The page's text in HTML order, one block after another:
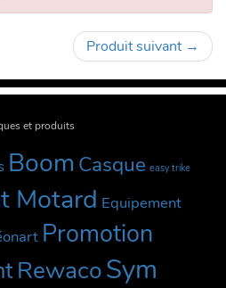
Produit suivant →
et produits
Boom Casque easy trike
Motard Equipement
Promotion
RewacoSym